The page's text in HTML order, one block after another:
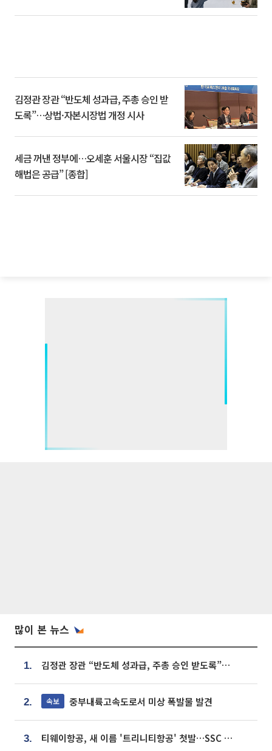
김정관 장관 “반도체 성과급, 주총 승인 받
도록”…상법·자본시장법 개정 시사
세금 꺼낸 정부에…오세훈 서울시장 “집값
해법은 공급” [종합]
많이 본 뉴스
1. 김정관 장관 “반도체 성과급, 주총 승인 받도록”…상법·자본시장법 개정 시사
2. 속보 중부내륙고속도로서 미상 폭발물 발견
3. 티웨이항공, 새 이름 '트리니티항공' 첫발…SSC 전략 본격화